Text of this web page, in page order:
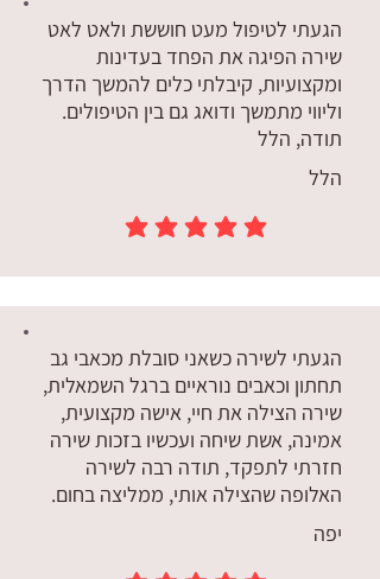
הגעתי לטיפול מעט חוששת ולאט לאט
שירה הפיגה את הפחד בעדינות
ומקצועיות, קיבלתי כלים להמשך הדרך
וליווי מתמשך ודואג גם בין הטיפולים.
תודה, הלל
הלל
הדירוג הממוצא הוא 5 מתוך 5
הגעתי לשירה כשאני סובלת מכאבי גב
תחתון וכאבים נוראיים ברגל השמאלית,
שירה הצילה את חיי, אישה מקצועית,
אמינה, אשת שיחה ועכשיו בזכות שירה
חזרתי לתפקד, תודה רבה לשירה
האלופה שהצילה אותי, ממליצה בחום.
יפה